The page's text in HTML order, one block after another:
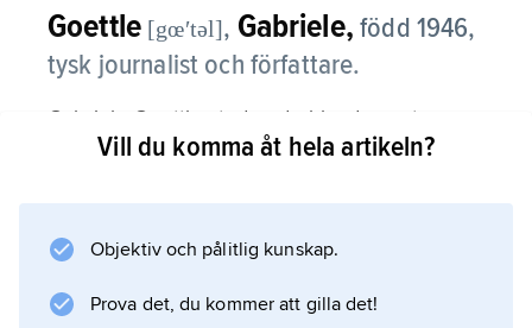
Goettle [gœʹtəl], Gabriele, född 1946,
tysk journalist och författare.
Gabriele Goettle studerade bland annat
litteratur- och konstvetenskap i Berlin. Hon
tidskrift. Sedan 1980-talet har hon skrivit
Tageszeitung (taz) på temat tysk
Vill du komma åt hela artikeln?
Objektiv och pålitlig kunskap.
Prova det, du kommer att gilla det!